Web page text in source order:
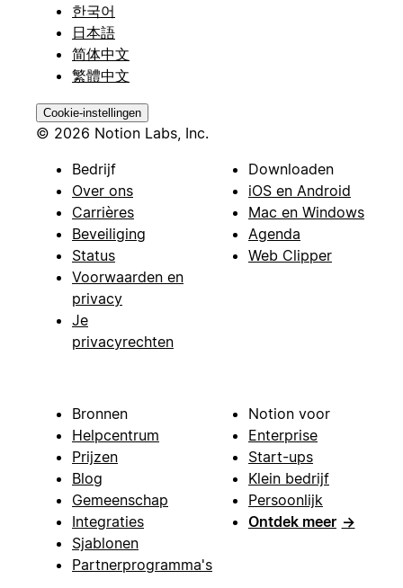
한국어
日本語
简体中文
繁體中文
Cookie-instellingen
© 2026 Notion Labs, Inc.
Bedrijf
Over ons
Carrières
Beveiliging
Status
Voorwaarden en
privacy
Je
privacyrechten
Downloaden
iOS en Android
Mac en Windows
Agenda
Web Clipper
Bronnen
Helpcentrum
Prijzen
Blog
Gemeenschap
Integraties
Sjablonen
Partnerprogramma's
Notion voor
Enterprise
Start-ups
Klein bedrijf
Persoonlijk
Ontdek meer →